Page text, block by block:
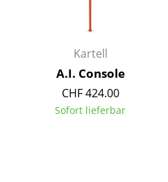
Kartell
A.I. Console
CHF 424.00
Sofort lieferbar